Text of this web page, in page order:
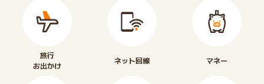
旅行
お出かけ
ネット回線 マネー